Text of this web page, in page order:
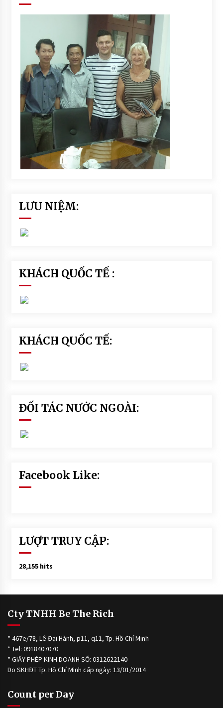
LƯU NIỆM:
KHÁCH QUỐC TẾ :
KHÁCH QUỐC TẾ:
ĐỐI TÁC NƯỚC NGOÀI:
Facebook Like:
LƯỢT TRUY CẬP:
28,155 hits
Cty TNHH Be The Rich
* 467e/78, Lê Đại Hành, p11, q11, Tp. Hồ Chí Minh
* Tel: 0918407070
* GIẤY PHÉP KINH DOANH SỐ: 0312622140
Do SKHĐT Tp. Hồ Chí Minh cấp ngày: 13/01/2014
Count per Day